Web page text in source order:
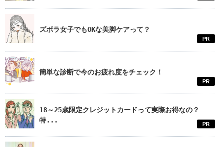
ズボラ女子でもOKな美脚ケアって？
PR
簡単な診断で今のお疲れ度をチェック！
PR
18～25歳限定クレジットカードって実際お得なの？
特...
PR